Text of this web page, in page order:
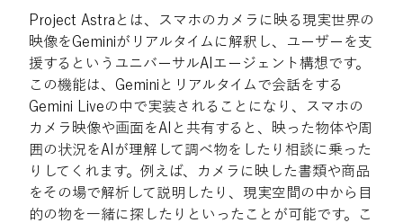
Project Astraとは、スマホのカメラに映る現実世界の
映像をGeminiがリアルタイムに解釈し、ユーザーを支
援するというユニバーサルAIエージェント構想です。
この機能は、Geminiとリアルタイムで会話をする
Gemini Liveの中で実装されることになり、スマホの
カメラ映像や画面をAIと共有すると、映った物体や周
囲の状況をAIが理解して調べ物をしたり相談に乗った
りしてくれます。例えば、カメラに映した書類や商品
をその場で解析して説明したり、現実空間の中から目
的の物を一緒に探したりといったことが可能です。こ